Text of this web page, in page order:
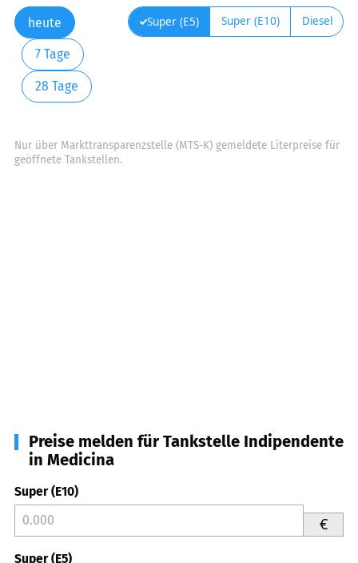
heute
7 Tage
28 Tage
Super (E5) Super (E10) Diesel
Nur über Markttransparenzstelle (MTS-K) gemeldete Literpreise für
geöffnete Tankstellen.
Preise melden für Tankstelle Indipendente
in Medicina
Super (E10)
€
Super (E5)